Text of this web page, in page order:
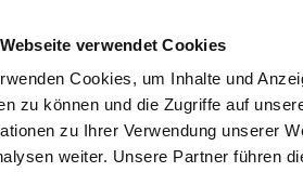
verwendet Cookies
Cookies, um Inhalte und
zu können und die Zugriffe auf
zu Ihrer Verwendung unserer
weiter. Unsere Partner führen